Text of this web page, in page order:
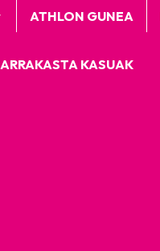
ATHLON GUNEA
ARRAKASTA KASUAK